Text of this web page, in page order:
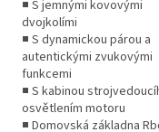
■ S jemnými kovovými
dvojkolími
■ S dynamickou párou a
autentickými zvukovými
funkcemi
■ S kabinou
osvětlením motoru
■ Domovská základna